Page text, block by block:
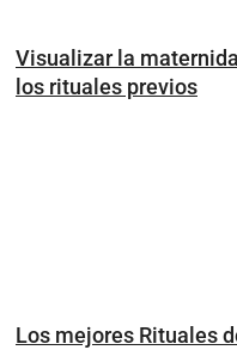
Visualizar la
los rituales previos
Los mejores Rituales